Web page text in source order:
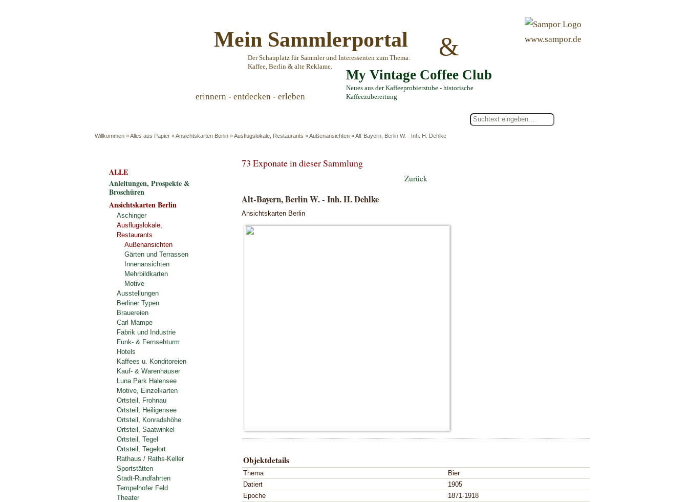
Mein Sammlerportal
Der Schauplatz für Sammler und Interessenten zum Thema:
Kaffee, Berlin & alte Reklame.
&
My Vintage Coffee Club
Neues aus der Kaffeeprobierstube - historische
Kaffeezubereitung
www.sampor.de
erinnern - entdecken - erleben
Willkommen »Alles aus Papier »Ansichtskarten Berlin »Ausflugslokale, Restaurants »Außenansichten »Alt-Bayern, Berlin W. - Inh. H. Dehlke
73 Exponate in dieser Sammlung
Zurück
Alt-Bayern, Berlin W. - Inh. H. Dehlke
Ansichtskarten Berlin
Objektdetails
Thema
Bier
Datiert
1905
Epoche
1871-1918
ALLE
Anleitungen, Prospekte &
Broschüren
Ansichtskarten Berlin
Aschinger
Ausflugslokale,
Restaurants
Außenansichten
Gärten und Terrassen
Innenansichten
Mehrbildkarten
Motive
Ausstellungen
Berliner Typen
Brauereien
Carl Mampe
Fabrik und Industrie
Funk- & Fernsehturm
Hotels
Kaffees u. Konditoreien
Kauf- & Warenhäuser
Luna Park Halensee
Motive, Einzelkarten
Ortsteil, Frohnau
Ortsteil, Heiligensee
Ortsteil, Konradshöhe
Ortsteil, Saatwinkel
Ortsteil, Tegel
Ortsteil, Tegelort
Rathaus / Raths-Keller
Sportstätten
Stadt-Rundfahrten
Tempelhofer Feld
Theater